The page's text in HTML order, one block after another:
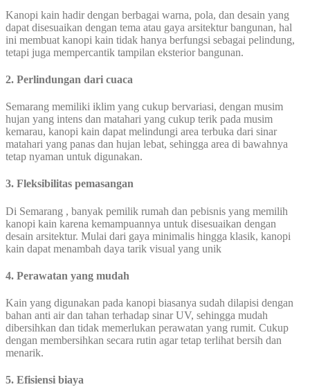
Kanopi kain hadir dengan berbagai warna, pola, dan desain yang
dapat disesuaikan dengan tema atau gaya arsitektur bangunan, hal
ini membuat kanopi kain tidak hanya berfungsi sebagai pelindung,
tetapi juga mempercantik tampilan eksterior bangunan.
2. Perlindungan dari cuaca
Semarang memiliki iklim yang cukup bervariasi, dengan musim
hujan yang intens dan matahari yang cukup terik pada musim
kemarau, kanopi kain dapat melindungi area terbuka dari sinar
matahari yang panas dan hujan lebat, sehingga area di bawahnya
tetap nyaman untuk digunakan.
3. Fleksibilitas pemasangan
Di Semarang , banyak pemilik rumah dan pebisnis yang memilih
kanopi kain karena kemampuannya untuk disesuaikan dengan
desain arsitektur. Mulai dari gaya minimalis hingga klasik, kanopi
kain dapat menambah daya tarik visual yang unik
4. Perawatan yang mudah
Kain yang digunakan pada kanopi biasanya sudah dilapisi dengan
bahan anti air dan tahan terhadap sinar UV, sehingga mudah
dibersihkan dan tidak memerlukan perawatan yang rumit. Cukup
dengan membersihkan secara rutin agar tetap terlihat bersih dan
menarik.
5. Efisiensi biaya